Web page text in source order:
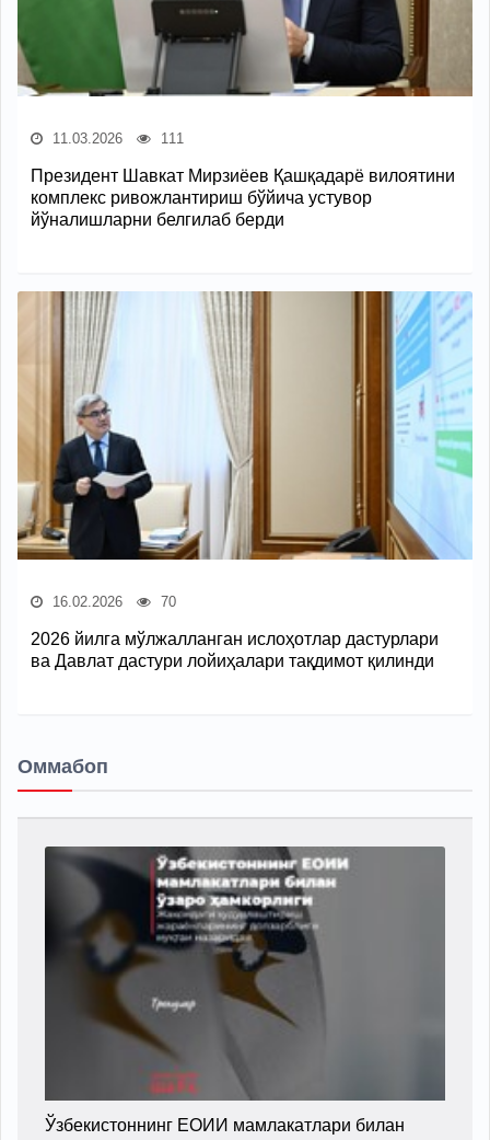
11.03.2026 111
Президент Шавкат Мирзиёев Қашқадарё вилоятини
комплекс ривожлантириш бўйича устувор
йўналишларни белгилаб берди
16.02.2026 70
2026 йилга мўлжалланган ислоҳотлар дастурлари
ва Давлат дастури лойиҳалари тақдимот қилинди
Оммабоп
Ўзбекистоннинг ЕОИИ мамлакатлари билан